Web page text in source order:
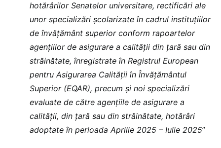
hotărârilor Senatelor universitare, rectificări ale
unor specializări școlarizate în cadrul instituțiilor
de învățământ superior conform rapoartelor
agențiilor de asigurare a calității din țară sau din
străinătate, înregistrate în Registrul European
pentru Asigurarea Calității în Învățământul
Superior (EQAR), precum și noi specializări
evaluate de către agențiile de asigurare a
calității, din țară sau din străinătate, hotărâri
adoptate în perioada Aprilie 2025 – Iulie 2025”